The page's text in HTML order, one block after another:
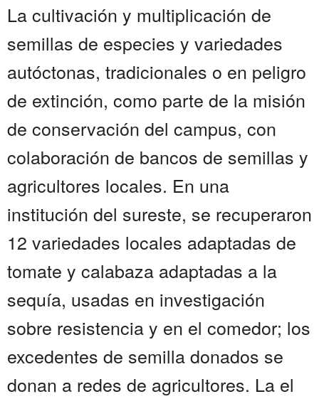
La cultivación y multiplicación de
semillas de especies y variedades
autóctonas, tradicionales o en peligro
de extinción, como parte de la misión
de conservación del campus, con
colaboración de bancos de semillas y
agricultores locales. En una
institución del sureste, se recuperaron
12 variedades locales adaptadas de
tomate y calabaza adaptadas a la
sequía, usadas en investigación
sobre resistencia y en el comedor; los
excedentes de semilla donados se
donan a redes de agricultores. La el